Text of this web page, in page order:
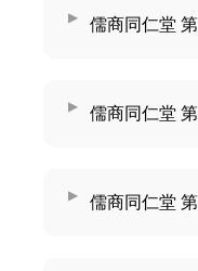
儒商同仁堂 第
儒商同仁堂 第
儒商同仁堂 第